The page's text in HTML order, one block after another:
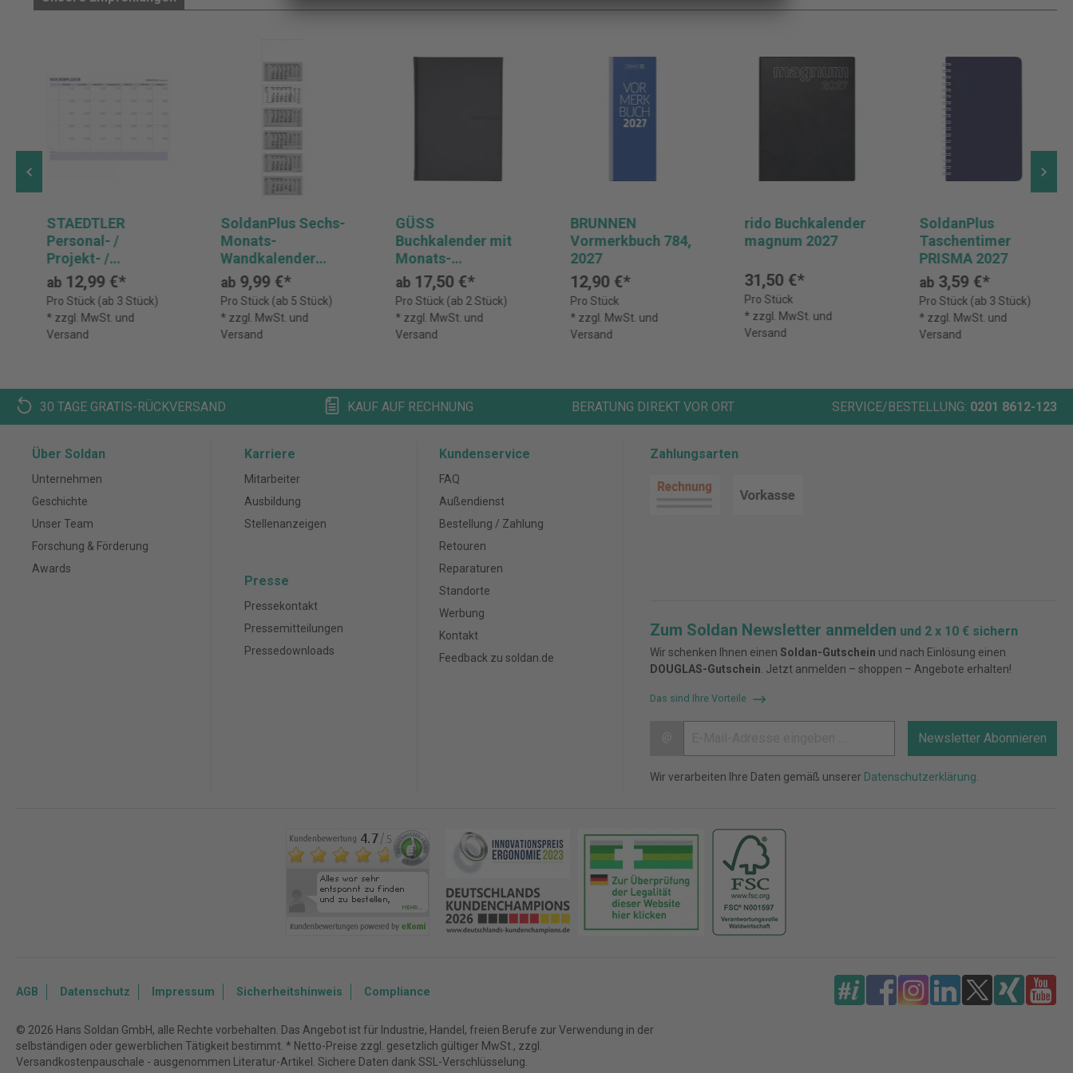
STAEDTLER
Personal- /
Projekt- /
Wochenplaner
Lumocolor®, ca.
DIN A1
ab12,99 €*
Pro Stück (ab 3 Stück)
* zzgl. MwSt. und
Versand
SoldanPlus Sechs-
Monats-
Wandkalender
2027
ab 9,99 €*
Pro Stück (ab 5 Stück)
* zzgl. MwSt. und
Versand
GÜSS
Buchkalender mit
Monats-
Registerschnitt
2027
ab 17,50 €*
Pro Stück (ab 2 Stück)
* zzgl. MwSt. und
Versand
BRUNNEN
Vormerkbuch 784,
2027
12,90 €*
Pro Stück
* zzgl. MwSt. und
Versand
rido Buchkalender
magnum 2027
31,50 €*
Pro Stück
* zzgl. MwSt. und
Versand
SoldanPlus
Taschentimer
PRISMA 2027
ab 3,59 €*
Pro Stück (ab 3 Stück)
* zzgl. MwSt. und
Versand
30 TAGE GRATIS-RÜCKVERSAND KAUF AUF RECHNUNG BERATUNG DIREKT VOR ORT SERVICE/BESTELLUNG: 0201 8612-123
Über Soldan
Unternehmen
Geschichte
Unser Team
Forschung & Förderung
Awards
Karriere
Mitarbeiter
Ausbildung
Stellenanzeigen
Presse
Pressekontakt
Pressemitteilungen
Pressedownloads
Kundenservice
FAQ
Außendienst
Bestellung / Zahlung
Retouren
Reparaturen
Standorte
Werbung
Kontakt
Feedback zu soldan.de
Zahlungsarten
Zum Soldan Newsletter anmelden und 2 x 10 € sichern
Wir schenken Ihnen einen Soldan-Gutschein und nach Einlösung einen
DOUGLAS-Gutschein . Jetzt anmelden – shoppen – Angebote erhalten!
Das sind Ihre Vorteile
Newsletter Abonnieren
Wir verarbeiten Ihre Daten gemäß unserer Datenschutzerklärung
AGB Datenschutz Impressum Sicherheitshinweis Compliance
© 2026 Hans Soldan GmbH, alle Rechte vorbehalten. Das Angebot ist für Industrie, Handel, freien Berufe zur Verwendung in der
selbständigen oder gewerblichen Tätigkeit bestimmt. * Netto-Preise zzgl. gesetzlich gültiger MwSt., zzgl.
Versandkostenpauschale - ausgenommen Literatur-Artikel. Sichere Daten dank SSL-Verschlüsselung.